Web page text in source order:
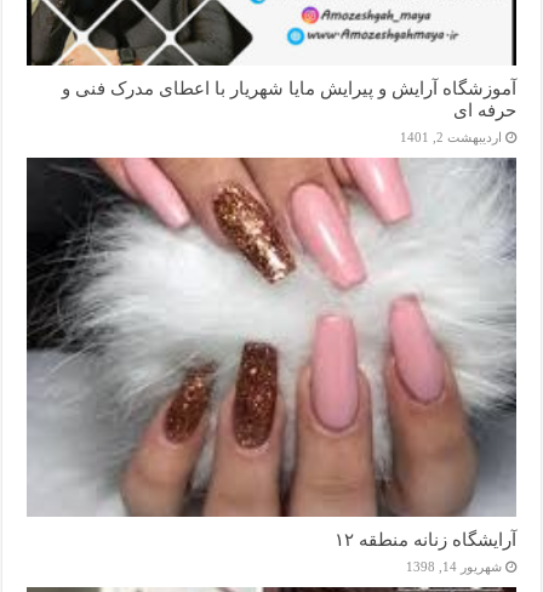
آموزشگاه آرایش و پیرایش مایا شهریار با اعطای مدرک فنی و
حرفه ای
اردیبهشت 2, 1401
آرایشگاه زنانه منطقه ۱۲
شهریور 14, 1398